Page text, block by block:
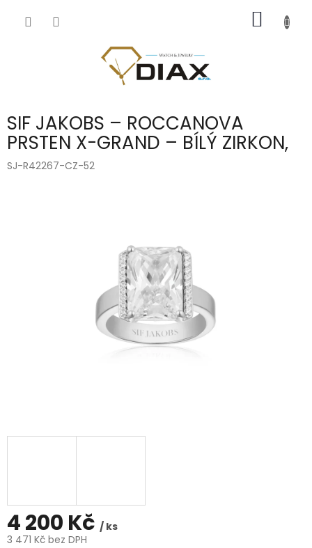
KOŠÍK
SIF JAKOBS – ROCCANOVA
PRSTEN X-GRAND – BÍLÝ ZIRKON,
SJ-R42267-CZ-52
4 200 Kč / ks
3 471 Kč bez DPH